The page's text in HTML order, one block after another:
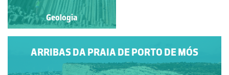
Geologia
ARRIBAS DA PRAIA DE PORTO DE MÓS
Geologia